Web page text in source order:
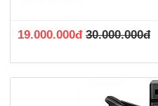
19.000.000đ 30.000.000đ